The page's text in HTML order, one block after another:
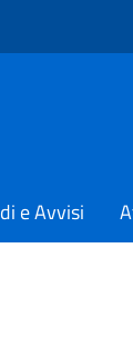
e Avvisi